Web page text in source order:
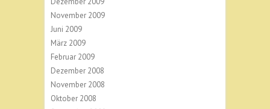
November 2009
Juni 2009
März 2009
Februar 2009
Dezember 2008
November 2008
Oktober 2008